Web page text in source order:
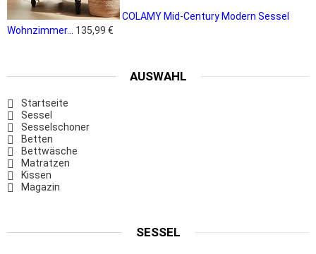
COLAMY Mid-Century Modern Sessel
Wohnzimmer...
135,99 €
AUSWAHL
Startseite
Sessel
Sesselschoner
Betten
Bettwäsche
Matratzen
Kissen
Magazin
SESSEL